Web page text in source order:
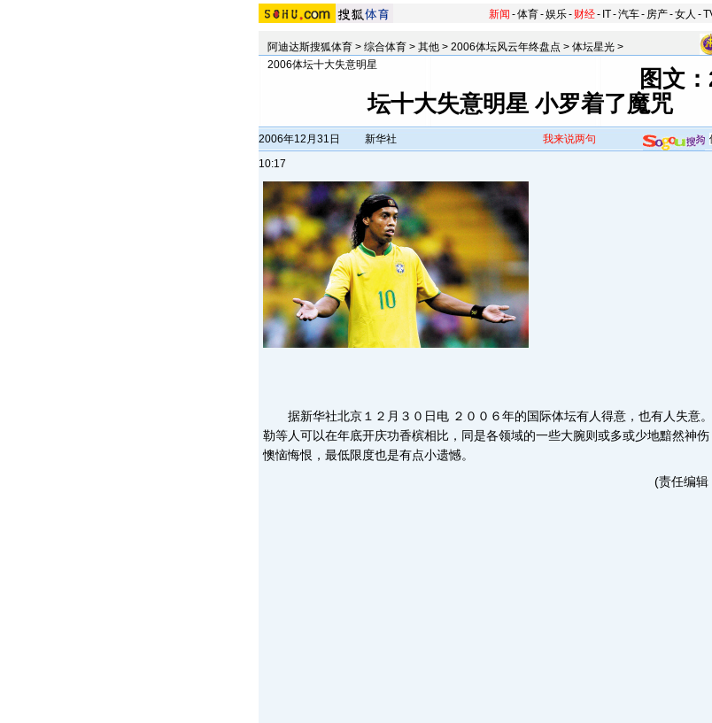
新闻 -体育-娱乐- 财经- IT-汽车- 房产-女人 -
阿迪达斯搜狐体育 > 综合体育 > 其他 > 2006体坛风云年终盘点 > 体坛星光 >
2006体坛十大失意明星
图文
坛十大失意明星 小罗着了魔咒
2006年12月31日
10:17
新华社 我来说两句
据新华社北京１２月３０日电 ２００６年的国际体坛有人得意，也有人失意
勒等人可以在年底开庆功香槟相比，同是各领域的一些大腕则或多或少地黯然神伤
懊恼悔恨，最低限度也是有点小遗憾。
(责任编辑